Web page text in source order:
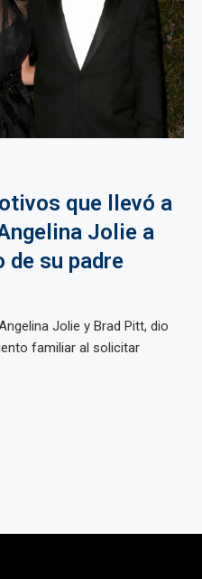
que llevó a
Jolie a
su padre
Jolie y Brad Pitt, dio
familiar al solicitar